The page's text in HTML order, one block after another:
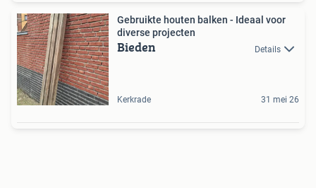
Gebruikte houten balken - Ideaal voor
diverse projecten
Bieden Details
Kerkrade 31 mei 26